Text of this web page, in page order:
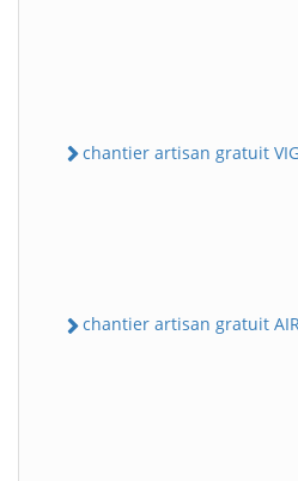
chantier artisan gratuit
chantier artisan gratuit